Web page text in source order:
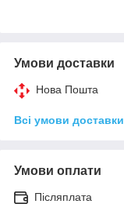
Умови доставки
Нова Пошта
Всі умови доставки
Умови оплати
Післяплата